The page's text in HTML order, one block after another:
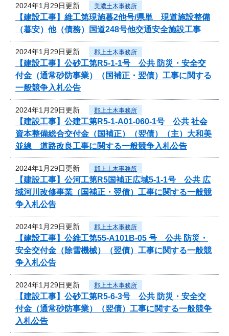
2024年1月29日更新 美濃土木事務所
【建設工事】維工第現施暮2他号/県単 現道施設整備
（暮安）他（債務）国道248号他交通安全施設工事
2024年1月29日更新 郡上土木事務所
【建設工事】公砂工第R5-1-1号 公共 防災・安全交
付金（通常砂防事業）（国補正・翌債）工事に関する
一般競争入札公告
2024年1月29日更新 郡上土木事務所
【建設工事】公建工第R5-1-A01-060-1号 公共 社会
資本整備総合交付金（国補正）（翌債）（主）大和美
並線 道路改良工事に関する一般競争入札公告
2024年1月29日更新 郡上土木事務所
【建設工事】公河工第R5国補正広域5-1-1号 公共 広
域河川改修事業（国補正・翌債）工事に関する一般競
争入札公告
2024年1月29日更新 郡上土木事務所
【建設工事】公維工第55-A101B-05 号 公共 防災・
安全交付金（除雪機械）（翌債）工事に関する一般競
争入札公告
2024年1月29日更新 郡上土木事務所
【建設工事】公砂工第R5-6-3号 公共 防災・安全交
付金（通常砂防事業）（翌債）工事に関する一般競争
入札公告